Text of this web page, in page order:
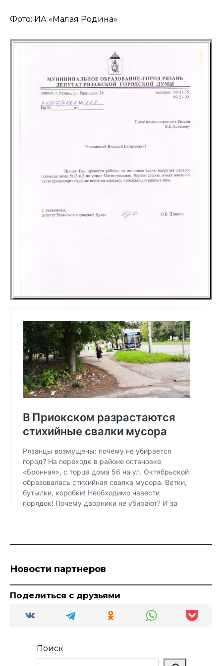
Фото: ИА «Малая Родина»
Новости партнеров
Поделиться с друзьями
Поиск